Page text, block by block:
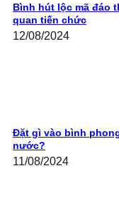
Bình hút lộc mã đáo
quan tiến chức
12/08/2024
Đặt gì vào bình
nước?
11/08/2024